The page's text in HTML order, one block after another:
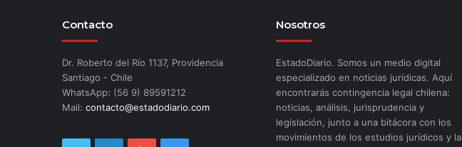
Contacto
Dr. Roberto del Río 1137, Providencia
Santiago - Chile
WhatsApp: (56 9) 89591212
Mail: contacto@estadodiario.com
Nosotros
EstadoDiario. Somos un medio digital
especializado en noticias jurídicas. Aquí
encontrarás contingencia legal chilena:
noticias, análisis, jurisprudencia y
legislación, junto a una bitácora con los
movimientos de los estudios jurídicos y la